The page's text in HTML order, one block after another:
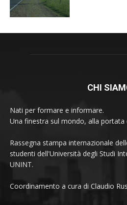
CHI
Nati per formare e informare.
Una finestra sul mondo, alla portata
Rassegna stampa internazionale
studenti dell'Università degli Studi
UNINT.
Coordinamento a cura di Claudio